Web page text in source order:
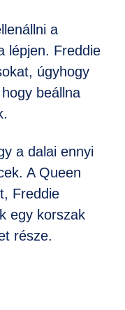
a
lépjen. Freddie
úgyhogy
beállna
a dalai ennyi
A Queen
Freddie
egy korszak
része.